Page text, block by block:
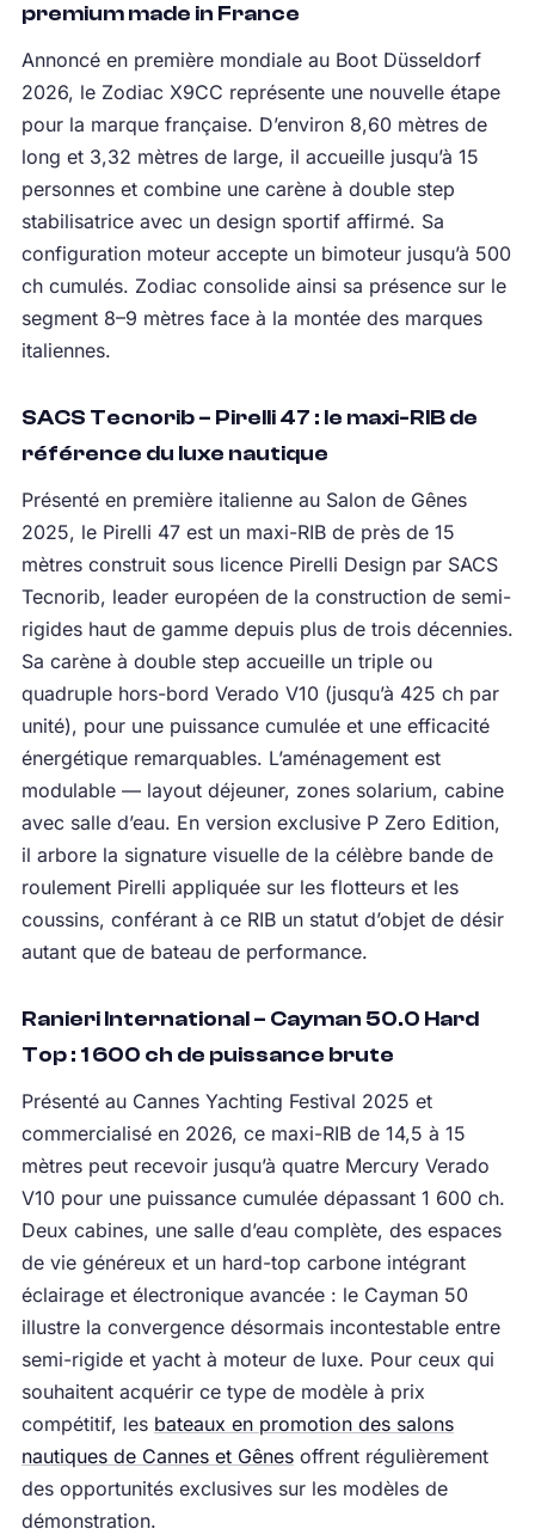
premium made in France
Annoncé en première mondiale au Boot Düsseldorf
2026, le Zodiac X9CC représente une nouvelle étape
pour la marque française. D’environ 8,60 mètres de
long et 3,32 mètres de large, il accueille jusqu’à 15
personnes et combine une carène à double step
stabilisatrice avec un design sportif affirmé. Sa
configuration moteur accepte un bimoteur jusqu’à 500
ch cumulés. Zodiac consolide ainsi sa présence sur le
segment 8–9 mètres face à la montée des marques
italiennes.
SACS Tecnorib – Pirelli 47 : le maxi-RIB de
référence du luxe nautique
Présenté en première italienne au Salon de Gênes
2025, le Pirelli 47 est un maxi-RIB de près de 15
mètres construit sous licence Pirelli Design par SACS
Tecnorib, leader européen de la construction de semi-
rigides haut de gamme depuis plus de trois décennies.
Sa carène à double step accueille un triple ou
quadruple hors-bord Verado V10 (jusqu’à 425 ch par
unité), pour une puissance cumulée et une efficacité
énergétique remarquables. L’aménagement est
modulable — layout déjeuner, zones solarium, cabine
avec salle d’eau. En version exclusive P Zero Edition,
il arbore la signature visuelle de la célèbre bande de
roulement Pirelli appliquée sur les flotteurs et les
coussins, conférant à ce RIB un statut d’objet de désir
autant que de bateau de performance.
Ranieri International – Cayman 50.0 Hard
Top : 1 600 ch de puissance brute
Présenté au Cannes Yachting Festival 2025 et
commercialisé en 2026, ce maxi-RIB de 14,5 à 15
mètres peut recevoir jusqu’à quatre Mercury Verado
V10 pour une puissance cumulée dépassant 1 600 ch.
Deux cabines, une salle d’eau complète, des espaces
de vie généreux et un hard-top carbone intégrant
éclairage et électronique avancée : le Cayman 50
illustre la convergence désormais incontestable entre
semi-rigide et yacht à moteur de luxe. Pour ceux qui
souhaitent acquérir ce type de modèle à prix
compétitif, les bateaux en promotion des salons
nautiques de Cannes et Gênesoffrent régulièrement
des opportunités exclusives sur les modèles de
démonstration.